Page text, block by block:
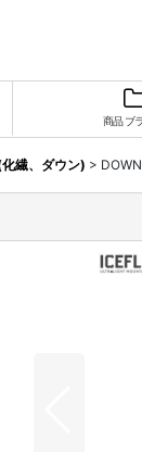
商品 ブ
繊、ダウン) >